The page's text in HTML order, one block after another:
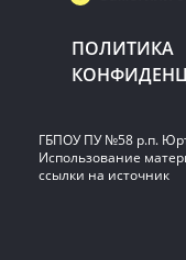
ПОЛИТИКА
ГБПОУ ПУ №58 р.п.
Использование
ссылки на источник